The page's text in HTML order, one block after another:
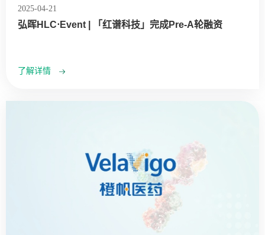
2025-04-21
弘晖HLC⋅Event | 「红谱科技」完成Pre-A轮融资
了解详情